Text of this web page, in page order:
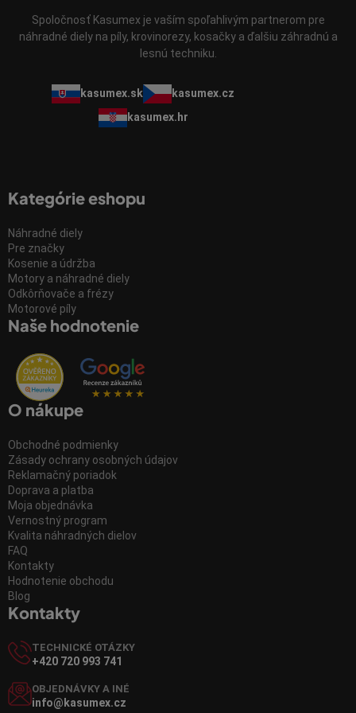
Spoločnosť Kasumex je vaším spoľahlivým partnerom pre
náhradné diely na píly, krovinorezy, kosačky a ďalšiu záhradnú a
lesnú techniku.
kasumex.sk
kasumex.cz
kasumex.hr
Kategórie eshopu
Náhradné diely
Pre značky
Kosenie a údržba
Motory a náhradné diely
Odkôrňovače a frézy
Motorové píly
Naše hodnotenie
O nákupe
Obchodné podmienky
Zásady ochrany osobných údajov
Reklamačný poriadok
Doprava a platba
Moja objednávka
Vernostný program
Kvalita náhradných dielov
FAQ
Kontakty
Hodnotenie obchodu
Blog
Kontakty
TECHNICKÉ OTÁZKY
+420 720 993 741
OBJEDNÁVKY A INÉ
info@kasumex.cz